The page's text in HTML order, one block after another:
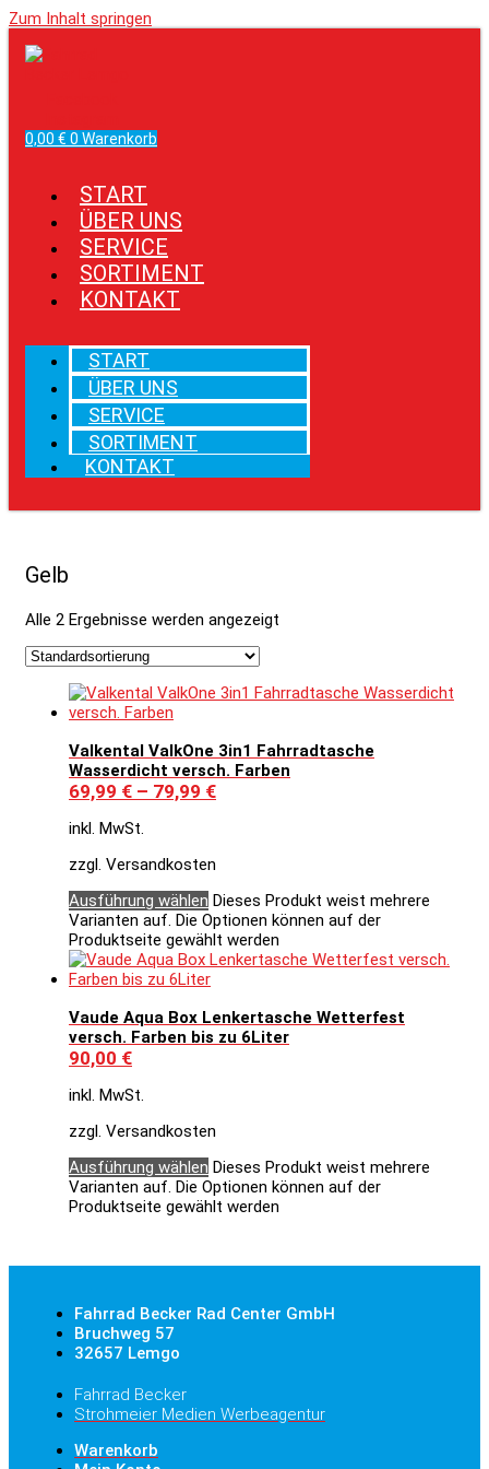
Zum Inhalt springen
0,00 € 0 Warenkorb
START
ÜBER UNS
SERVICE
SORTIMENT
KONTAKT
START
ÜBER UNS
SERVICE
SORTIMENT
KONTAKT
Gelb
Alle 2 Ergebnisse werden angezeigt
Valkental ValkOne 3in1 Fahrradtasche
Wasserdicht versch. Farben
69,99 € – 79,99 €
inkl. MwSt.
zzgl. Versandkosten
Ausführung wählen Dieses Produkt weist mehrere
Varianten auf. Die Optionen können auf der
Produktseite gewählt werden
Vaude Aqua Box Lenkertasche Wetterfest
versch. Farben bis zu 6Liter
90,00 €
inkl. MwSt.
zzgl. Versandkosten
Ausführung wählen Dieses Produkt weist mehrere
Varianten auf. Die Optionen können auf der
Produktseite gewählt werden
Fahrrad Becker Rad Center GmbH
Bruchweg 57
32657 Lemgo
Fahrrad Becker
Strohmeier Medien Werbeagentur
Warenkorb